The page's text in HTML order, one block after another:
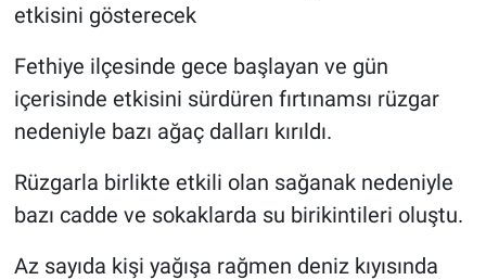
etkisini gösterecek
Fethiye ilçesinde gece başlayan ve gün
içerisinde etkisini sürdüren fırtınamsı rüzgar
nedeniyle bazı ağaç dalları kırıldı.
Rüzgarla birlikte etkili olan sağanak nedeniyle
bazı cadde ve sokaklarda su birikintileri oluştu.
Az sayıda kişi yağışa rağmen deniz kıyısında